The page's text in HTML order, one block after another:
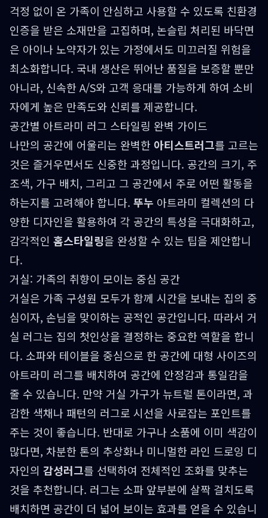
걱정 없이 온 가족이 안심하고 사용할 수 있도록 친환경
인증을 받은 소재만을 고집하며, 논슬립 처리된 바닥면
은 아이나 노약자가 있는 가정에서도 미끄러질 위험을
최소화합니다. 국내 생산은 뛰어난 품질을 보증할 뿐만
아니라, 신속한 A/S와 고객 응대를 가능하게 하여 소비
자에게 높은 만족도와 신뢰를 제공합니다.
공간별 아트라미 러그 스타일링 완벽 가이드
나만의 공간에 어울리는 완벽한 아티스트러그를 고르는
것은 즐거우면서도 신중한 과정입니다. 공간의 크기, 주
조색, 가구 배치, 그리고 그 공간에서 주로 어떤 활동을
하는지를 고려해야 합니다. 뚜누 아트라미 컬렉션의 다
양한 디자인을 활용하여 각 공간의 특성을 극대화하고,
감각적인 홈스타일링을 완성할 수 있는 팁을 제안합니
다.
거실: 가족의 취향이 모이는 중심 공간
거실은 가족 구성원 모두가 함께 시간을 보내는 집의 중
심이자, 손님을 맞이하는 공적인 공간입니다. 따라서 거
실 러그는 집의 첫인상을 결정하는 중요한 역할을 합니
다. 소파와 테이블을 중심으로 한 공간에 대형 사이즈의
아트라미 러그를 배치하여 공간에 안정감과 통일감을
줄 수 있습니다. 만약 거실 가구가 뉴트럴 톤이라면, 과
감한 색채나 패턴의 러그로 시선을 사로잡는 포인트를
주는 것이 좋습니다. 반대로 가구나 소품에 이미 색감이
많다면, 차분한 톤의 추상화나 미니멀한 라인 드로잉 디
자인의 감성러그를 선택하여 전체적인 조화를 맞추는
것을 추천합니다. 러그는 소파 앞부분에 살짝 걸치도록
배치하면 공간이 더 넓어 보이는 효과를 얻을 수 있습니